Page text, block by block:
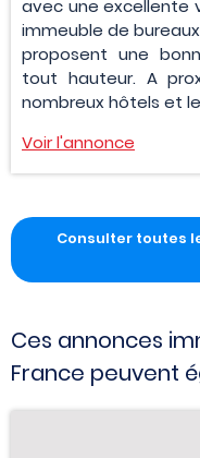
avec une excellente
immeuble de
proposent une
tout hauteur. A
nombreux hôtels et
Voir l'annonce
Consulter toutes
Ces annonces
France peuvent